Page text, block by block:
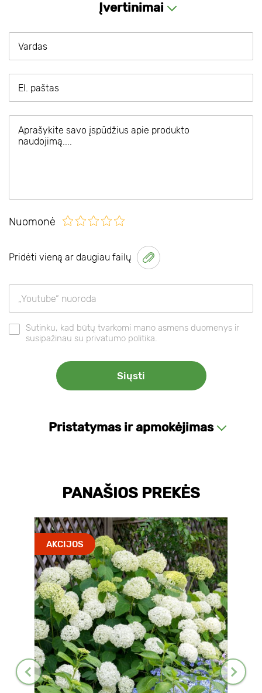
Įvertinimai
Nuomonė
Pridėti vieną ar daugiau failų
Sutinku, kad būtų tvarkomi mano asmens duomenys ir
susipažinau su privatumo politika.
Pristatymas ir apmokėjimas
PANAŠIOS PREKĖS
AKCIJOS